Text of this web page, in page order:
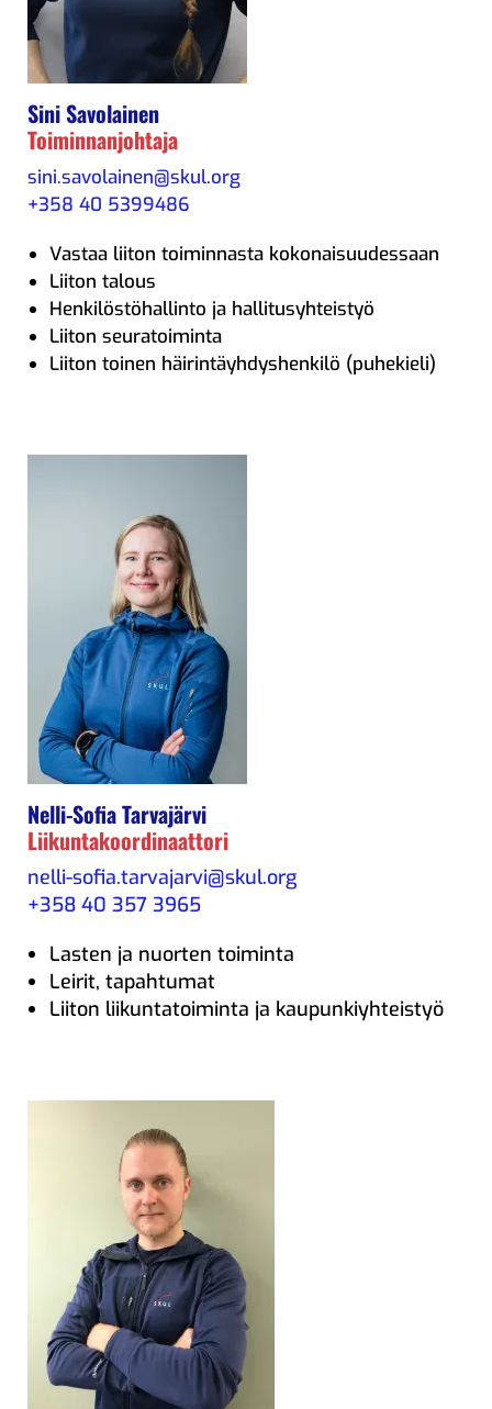
Sini Savolainen
Toiminnanjohtaja
sini.savolainen@skul.org
+358 40 5399486
Vastaa liiton toiminnasta kokonaisuudessaan
Liiton talous
Henkilöstöhallinto ja hallitusyhteistyö
Liiton seuratoiminta
Liiton toinen häirintäyhdyshenkilö (puhekieli)
Nelli-Sofia Tarvajärvi
Liikuntakoordinaattori
nelli-sofia.tarvajarvi@skul.org
+358 40 357 3965
Lasten ja nuorten toiminta
Leirit, tapahtumat
Liiton liikuntatoiminta ja kaupunkiyhteistyö